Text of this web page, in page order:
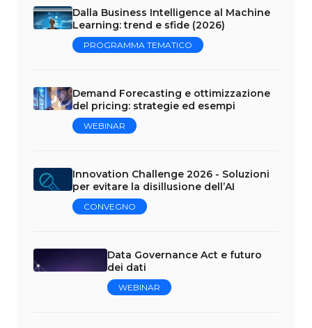
Dalla Business Intelligence al Machine
Learning: trend e sfide (2026)
PROGRAMMA TEMATICO
Demand Forecasting e ottimizzazione
del pricing: strategie ed esempi
WEBINAR
Innovation Challenge 2026 - Soluzioni
per evitare la disillusione dell’AI
CONVEGNO
Data Governance Act e futuro
dei dati
WEBINAR